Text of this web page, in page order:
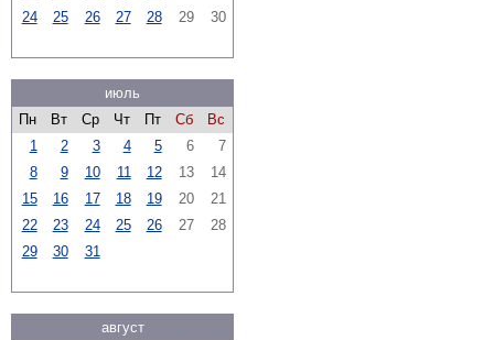
24
25 26 27 28 29 30
июль
Пн
Вт Ср Чт Пт Сб
Вс
1
2 3 4 5 6
7
8
9 10 11 12 13
14
15
16 17 18 19 20
21
22
23 24 25 26 27
28
29
30 31
август